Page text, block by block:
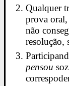
Qualquer
prova
não
resolução,
pensou